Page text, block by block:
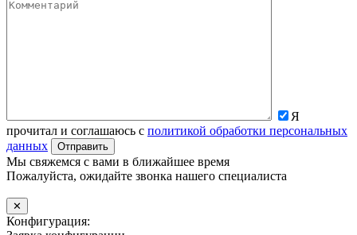
Я
прочитал и соглашаюсь с политикой обработки персональных
данных
Мы свяжемся с вами в ближайшее время
Пожалуйста, ожидайте звонка нашего специалиста
✕
Конфигурация: